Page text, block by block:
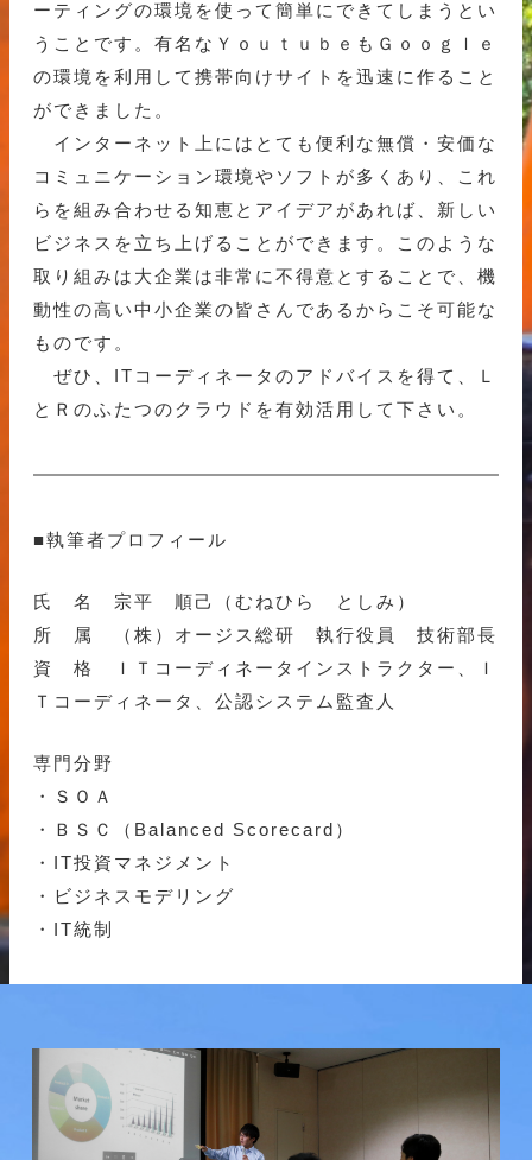
ーティングの環境を使って簡単にできてしまうとい
うことです。有名なＹｏｕｔｕｂｅもＧｏｏｇｌｅ
の環境を利用して携帯向けサイトを迅速に作ること
ができました。
インターネット上にはとても便利な無償・安価な
コミュニケーション環境やソフトが多くあり、これ
らを組み合わせる知恵とアイデアがあれば、新しい
ビジネスを立ち上げることができます。このような
取り組みは大企業は非常に不得意とすることで、機
動性の高い中小企業の皆さんであるからこそ可能な
ものです。
ぜひ、ITコーディネータのアドバイスを得て、Ｌ
とＲのふたつのクラウドを有効活用して下さい。
■執筆者プロフィール
氏 名 宗平 順己（むねひら としみ）
所 属 （株）オージス総研 執行役員 技術部長
資 格 ＩＴコーディネータインストラクター、Ｉ
Ｔコーディネータ、公認システム監査人
専門分野
・ＳＯＡ
・ＢＳＣ（Balanced Scorecard）
・IT投資マネジメント
・ビジネスモデリング
・IT統制